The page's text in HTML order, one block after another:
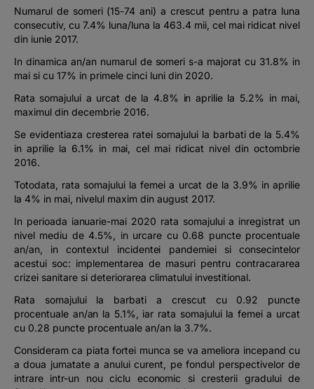
Banking, pe relaxare
Numarul de someri (15-74 ani) a crescut pentru a patra luna
consecutiv, cu 7.4% luna/luna la 463.4 mii, cel mai ridicat nivel
din iunie 2017.
In dinamica an/an numarul de someri s-a majorat cu 31.8% in
mai si cu 17% in primele cinci luni din 2020.
Rata somajului a urcat de la 4.8% in aprilie la 5.2% in mai,
maximul din decembrie 2016.
Se evidentiaza cresterea ratei somajului la barbati de la 5.4%
in aprilie la 6.1% in mai, cel mai ridicat nivel din octombrie
2016.
Totodata, rata somajului la femei a urcat de la 3.9% in aprilie
la 4% in mai, nivelul maxim din august 2017.
In perioada ianuarie-mai 2020 rata somajului a inregistrat un
nivel mediu de 4.5%, in urcare cu 0.68 puncte procentuale
an/an, in contextul incidentei pandemiei si consecintelor
acestui soc: implementarea de masuri pentru contracararea
crizei sanitare si deteriorarea climatului investitional.
Rata somajului la barbati a crescut cu 0.92 puncte
procentuale an/an la 5.1%, iar rata somajului la femei a urcat
cu 0.28 puncte procentuale an/an la 3.7%.
Consideram ca piata fortei munca se va ameliora incepand cu
a doua jumatate a anului curent, pe fondul perspectivelor de
intrare intr-un nou ciclu economic si cresterii gradului de